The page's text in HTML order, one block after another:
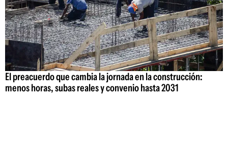
El preacuerdo que cambia la jornada en la construcción:
menos horas, subas reales y convenio hasta 2031